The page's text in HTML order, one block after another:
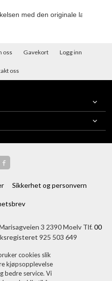
med den originale lamellen
oss Gavekort Logg inn
oss
Sikkerhet og personvern
3 2390 Moelv Tlf.00
925 503 649
cookies slik
kjøpsopplevelse
bedre service. Vi